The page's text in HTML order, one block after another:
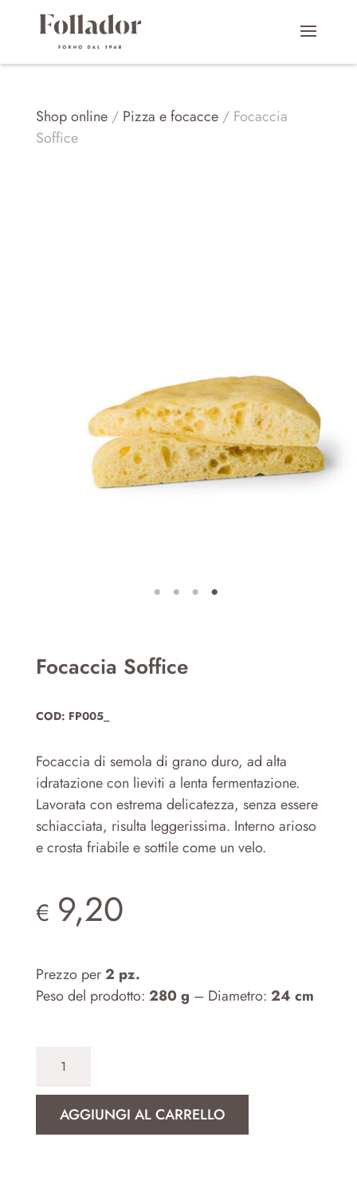
Shop online/ Pizza e focacce/ Focaccia
Soffice
Focaccia Soffice
COD: FP005_
Focaccia di semola di grano duro, ad alta
idratazione con lieviti a lenta fermentazione.
Lavorata con estrema delicatezza, senza essere
schiacciata, risulta leggerissima. Interno arioso
e crosta friabile e sottile come un velo.
€ 9,20
Prezzo per2 pz.
Peso del prodotto: 280 g – Diametro: 24 cm
Focaccia
quantità
AGGIUNGI AL CARRELLO